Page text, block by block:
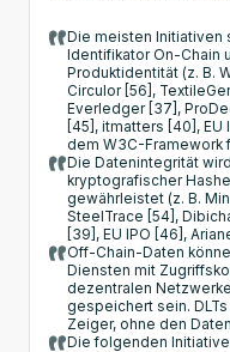
Die meisten Initiativen
Identifikator On-Chain
Produktidentität (z. B.
Circulor [56],
Everledger [37],
[45], itmatters [40],
dem W3C-Framework
Die Datenintegrität
kryptografischer
gewährleistet (z. B.
SteelTrace [54],
[39], EU IPO [46],
Off-Chain-Daten
Diensten mit
dezentralen
gespeichert sein.
Zeiger, ohne den
Die folgenden